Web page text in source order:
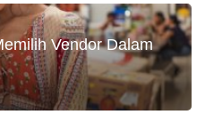
Vendor Dalam